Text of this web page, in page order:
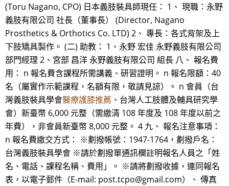
(Toru Nagano, CPO) 日本義肢裝具師現任： 1、 現職：永野
義肢有限公司 社長（董事長） (Director, Nagano
Prosthetics & Orthotics Co. LTD) 2、 專長：各式背架及上
下肢矯具製作。 (二) 助教： 1、永野 宏佳 永野義肢有限公司
部門經理 2、宮部 昌洋 永野義肢有限公司 組長 八、 報名費
用： n 報名費含課程所需講義、研習證明。 n 報名限額：40
名（屬實作示範課程，名額有限，敬請見諒）。 n 會員（台
灣義肢裝具學會醫療護膝推薦 、台灣人工肢體及輔具研究學
會）新臺幣 6,000 元整（需繳清 108 年度及 108 年度以前之
年費），非會員新臺幣 8,000 元整。 4 九、 報名注意事項：
n 報名費繳交方式： ※劃撥帳號：1947-1764，劃撥戶名：
台灣義肢裝具學會 ※請於劃撥單通訊欄註明報名人員之「姓
名、電話、課程名稱、費用」。 ※請將劃撥收據，連同報名
表，以電子郵件（E-mail: post.tcpo@gmail.com）、 傳真